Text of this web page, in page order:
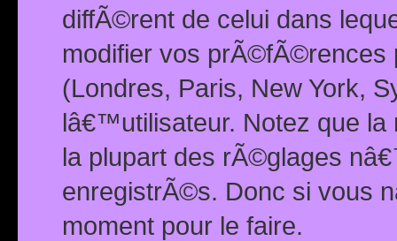
diffÃ©rent de celui dans
modifier vos prÃ©fÃ©rences
(Londres, Paris, New York,
lâ€™utilisateur. Notez que la
la plupart des rÃ©glages
enregistrÃ©s. Donc si vous
moment pour le faire.